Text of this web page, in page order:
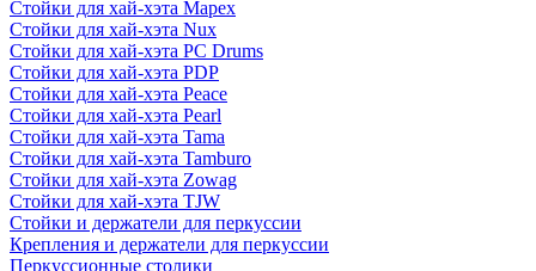
Стойки для хай-хэта Mapex
Стойки для хай-хэта Nux
Стойки для хай-хэта PC Drums
Стойки для хай-хэта PDP
Стойки для хай-хэта Peace
Стойки для хай-хэта Pearl
Стойки для хай-хэта Tama
Стойки для хай-хэта Tamburo
Стойки для хай-хэта Zowag
Стойки для хай-хэта TJW
Стойки и держатели для перкуссии
Крепления и держатели для перкуссии
Перкуссионные столики